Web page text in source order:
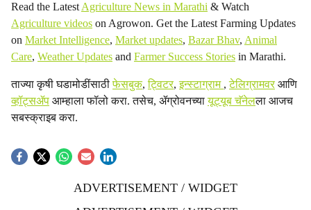
Read the Latest Agriculture News in Marathi & Watch
Agriculture videos on Agrowon. Get the Latest Farming Updates
on Market Intelligence, Market updates, Bazar Bhav, Animal
Care, Weather Updates and Farmer Success Stories in Marathi.
ताज्या कृषी घडामोडींसाठीफेसबुक,ट्विटर,इन्स्टाग्राम ,टेलिग्रामवरआणि
व्हॉट्सॲप आम्हाला फॉलो करा. तसेच, ॲग्रोवनच्यायूट्यूब चॅनेलला आजच
सबस्क्राइब करा.
ADVERTISEMENT / WIDGET